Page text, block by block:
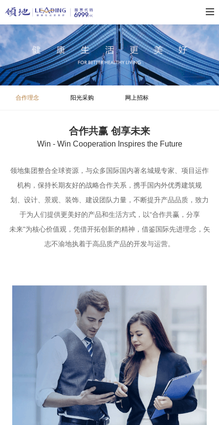
合作理念 阳光采购 网上招标
合作共赢 创享未来
Win - Win Cooperation Inspires the Future
领地集团整合全球资源，与众多国际国内著名城规专家、项目运作
机构，保持长期友好的战略合作关系，携手国内外优秀建筑规
划、设计、景观、装饰、建设团队力量，不断提升产品品质，致力
于为人们提供更美好的产品和生活方式，以“合作共赢，分享
未来"为核心价值观，凭借开拓创新的精神，借鉴国际先进理念，矢
志不渝地执着于高品质产品的开发与运营。